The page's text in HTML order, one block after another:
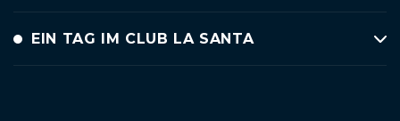
EIN TAG IM CLUB LA SANTA